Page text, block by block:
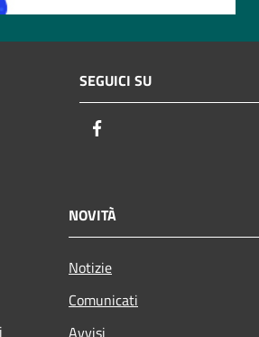
SEGUICI SU
NOVITÀ
Notizie
Comunicati
Avvisi